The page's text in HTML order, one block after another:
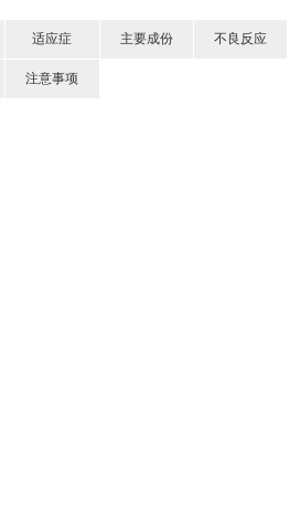
适应症 主要成份 不良反应
注意事项